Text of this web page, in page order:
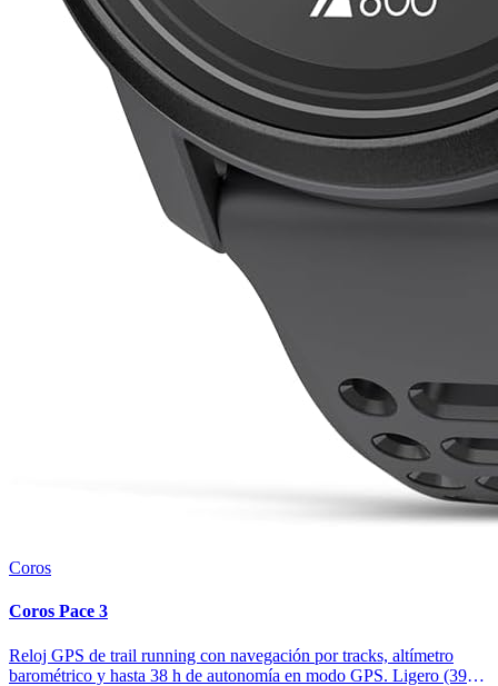
Coros
Coros Pace 3
Reloj GPS de trail running con navegación por tracks, altímetro
barométrico y hasta 38 h de autonomía en modo GPS. Ligero (39